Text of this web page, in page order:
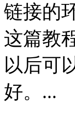
链接的
这篇教
以后可
好。...